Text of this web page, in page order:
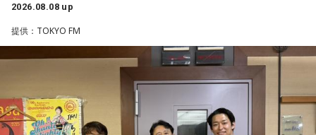
2026.08.08 up
提供：TOKYO FM